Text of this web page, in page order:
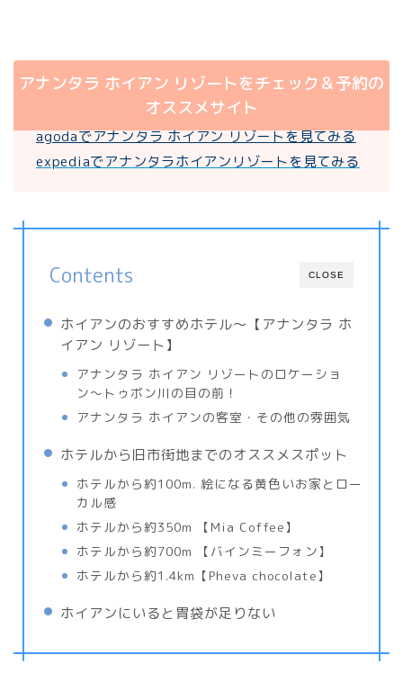
アナンタラ ホイアン リゾートをチェック＆予約の
オススメサイト
agodaでアナンタラ ホイアン リゾートを見てみる
expediaでアナンタラホイアンリゾートを見てみる
CLOSE
Contents
ホイアンのおすすめホテル〜【アナンタラ ホ
イアン リゾート】
アナンタラ ホイアン リゾートのロケーショ
ン〜トゥボン川の目の前！
アナンタラ ホイアンの客室・その他の雰囲気
ホテルから旧市街地までのオススメスポット
ホテルから約100m. 絵になる黄色いお家とロー
カル感
ホテルから約350m 【Mia Coffee】
ホテルから約700m 【バインミーフォン】
ホテルから約1.4km【Pheva chocolate】
ホイアンにいると胃袋が足りない